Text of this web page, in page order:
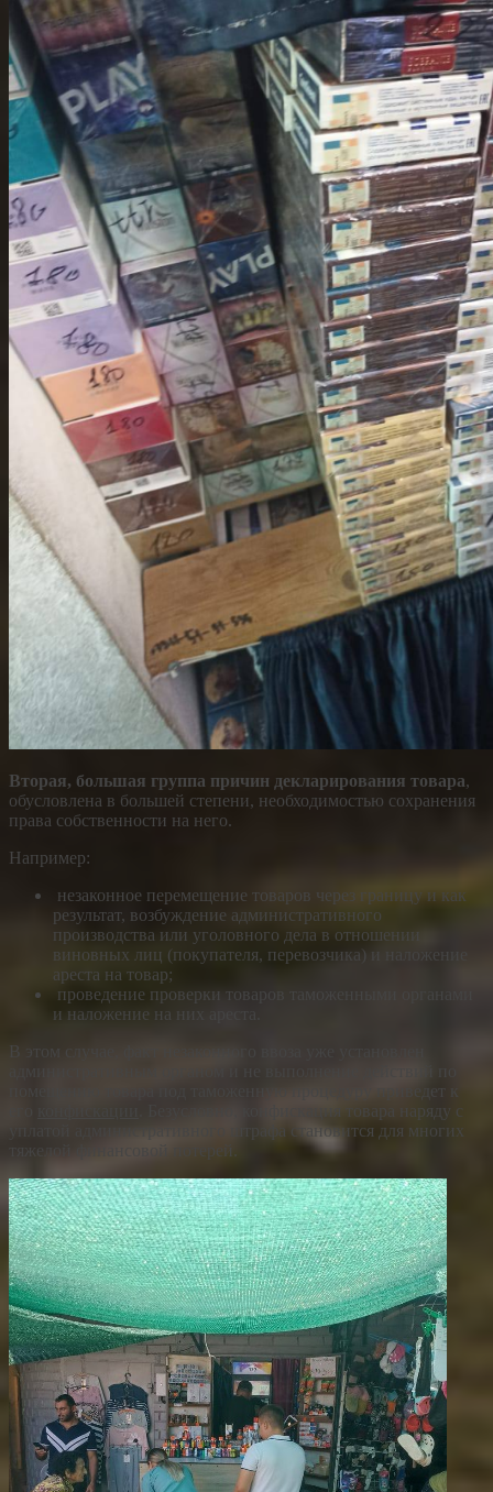
Вторая, большая группа причин декларирования товара,
обусловлена в большей степени, необходимостью сохранения
права собственности на него.
Например:
незаконное перемещение товаров через границу и как
результат, возбуждение административного
производства или уголовного дела в отношении
виновных лиц (покупателя, перевозчика) и наложение
ареста на товар;
проведение проверки товаров таможенными органами
и наложение на них ареста.
В этом случае, факт незаконного ввоза уже установлен
помещению товара под таможенную процедуру приведет к
. Безусловно, конфискация товара наряду с
уплатой административного штрафа становится для многих
тяжелой финансовой потерей.